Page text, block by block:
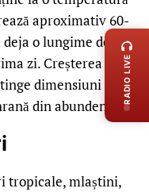
aproximativ 60-
o lungime de 60-
zi. Creșterea lor
dimensiuni
din abundență.
tropicale, mlaștini,
LIVE
RADIO LIVE